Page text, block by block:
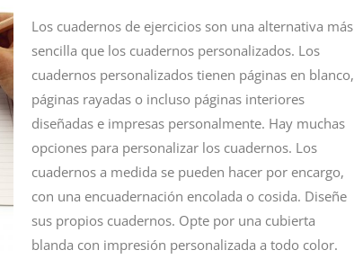
Los cuadernos de ejercicios son una alternativa más
sencilla que los cuadernospersonalizados. Los
cuadernospersonalizados tienen páginas en blanco,
páginas rayadas o incluso páginas interiores
diseñadas e impresas personalmente. Hay muchas
opciones para personalizar los cuadernos. Los
cuadernos a medida se pueden hacer por encargo,
con una encuadernación encolada o cosida. Diseñe
sus propios cuadernos. Opte por una cubierta
blanda con impresión personalizada a todo color.